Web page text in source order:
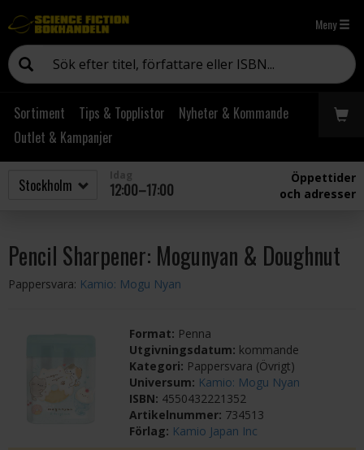
Meny
Sortiment Tips & Topplistor
Nyheter & Kommande
Outlet & Kampanjer
12:00–17:00
Öppettider
och adresser
Pencil Sharpener: Mogunyan & Doughnut
Pappersvara: Kamio: Mogu Nyan
Format: Penna
Utgivningsdatum: kommande
Kategori: Pappersvara (Övrigt)
Universum: Kamio: Mogu Nyan
ISBN: 4550432221352
Artikelnummer: 734513
Förlag: Kamio Japan Inc